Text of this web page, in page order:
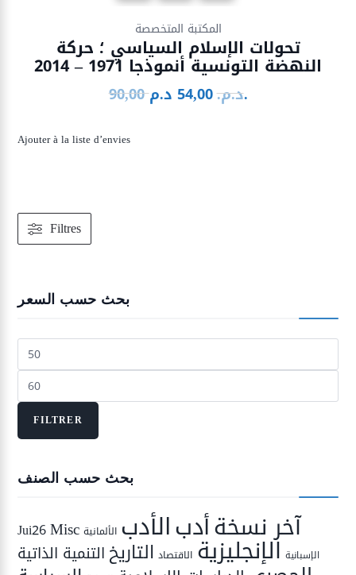
المكتبة المتخصصة
تحولات الإسلام السياسي ؛ حركة
النهضة التونسية أنموذجا 1971 – 2014
90,00 د.م.
Le
54,00 د.م.Le
Ajouter à la liste d’envies
Filtres
بحث حسب السعر
Prix
min
Prix
max
FILTRER
بحث حسب الصنف
Jui26Misc آخر نسخةأدبالأدب الألمانية
الإسبانية الإنجليزية الاقتصاد التاريخ التنمية الذاتية